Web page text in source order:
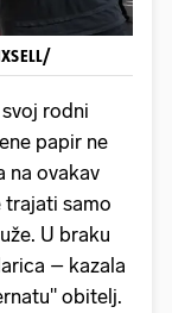
rodni
papir ne
na ovakav
trajati samo
U braku
– kazala
obitelj.